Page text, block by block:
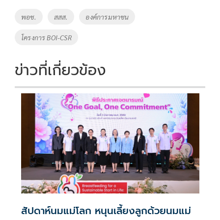
o
k
Tags
พอช. สสส. องค์การมหาชน
โครงการ BOI-CSR
ข่าวที่เกี่ยวข้อง
สัปดาห์นมแม่โลก หนุนเลี้ยงลูกด้วยนมแม่